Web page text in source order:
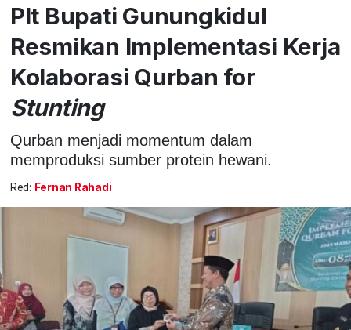
Plt Bupati Gunungkidul
Resmikan Implementasi Kerja
Kolaborasi Qurban for
Stunting
Qurban menjadi momentum dalam
memproduksi sumber protein hewani.
Red: Fernan Rahadi